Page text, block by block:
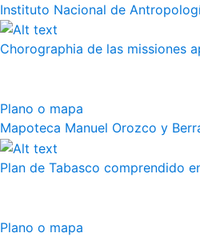
Instituto Nacional de
Chorographia de las missiones
Plano o mapa
Mapoteca Manuel Orozco y
Plan de Tabasco comprendido
Plano o mapa